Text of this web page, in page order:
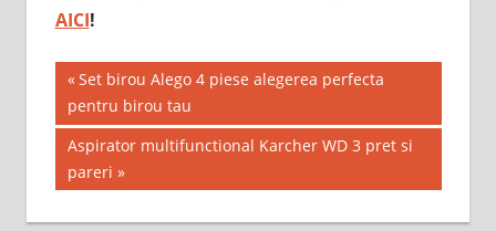
AICI!
Post
navigation
Previous
Post:
Set birou Alego 4 piese alegerea perfecta
pentru birou tau
Next
Post:
Aspirator multifunctional Karcher WD 3 pret si
pareri